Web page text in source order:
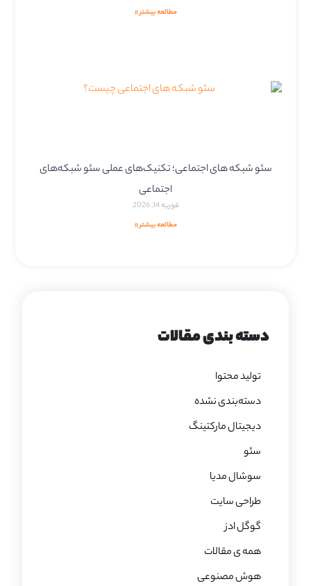
مطالعه بیشتر »
سئو شبکه های اجتماعی؛ تکنیک‌های عملی سئو شبکه‌های
اجتماعی
فوریه 14, 2026
مطالعه بیشتر »
دسته بندی مقالات
تولید محتوا
دسته‌بندی نشده
دیجیتال مارکتینگ
سئو
سوشال مدیا
طراحی سایت
گوگل ادز
همه ی مقالات
هوش مصنوعی